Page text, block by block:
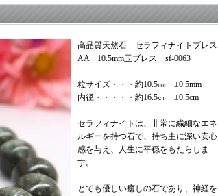
高品質天然石 セラフィナイトブレス
AA 10.5mm玉ブレス sf-0063
粒サイズ・・・約10.5㎜ ±0.5mm
内径・・・・・約16.5㎝ ±0.5cm
セラフィナイトは、非常に繊細なエネ
ルギーを持つ石で、持ち主に深い安心
感を与え、人生に平穏をもたらしま
す。
とても優しい癒しの石であり、神経を